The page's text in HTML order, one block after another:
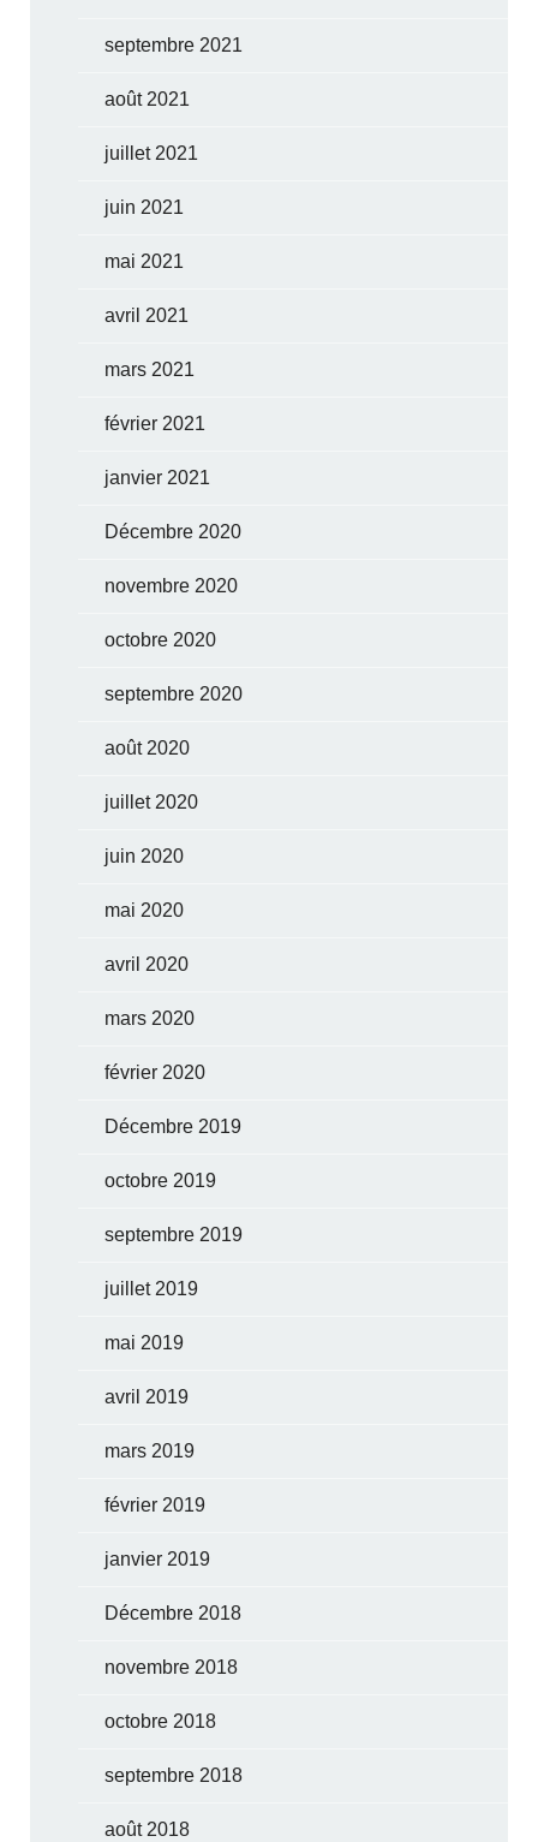
septembre 2021
août 2021
juillet 2021
juin 2021
mai 2021
avril 2021
mars 2021
février 2021
janvier 2021
Décembre 2020
novembre 2020
octobre 2020
septembre 2020
août 2020
juillet 2020
juin 2020
mai 2020
avril 2020
mars 2020
février 2020
Décembre 2019
octobre 2019
septembre 2019
juillet 2019
mai 2019
avril 2019
mars 2019
février 2019
janvier 2019
Décembre 2018
novembre 2018
octobre 2018
septembre 2018
août 2018